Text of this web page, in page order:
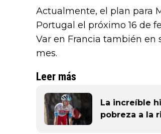
Actualmente, el plan para
Portugal el próximo 16 de
Var en Francia también en
mes.
Leer más
La increíble
pobreza a la